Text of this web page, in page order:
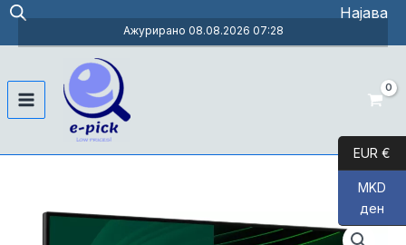
Skip
content
Најава
Ажурирано 08.08.2026 07:28
Main
EUR €
MKD
ден